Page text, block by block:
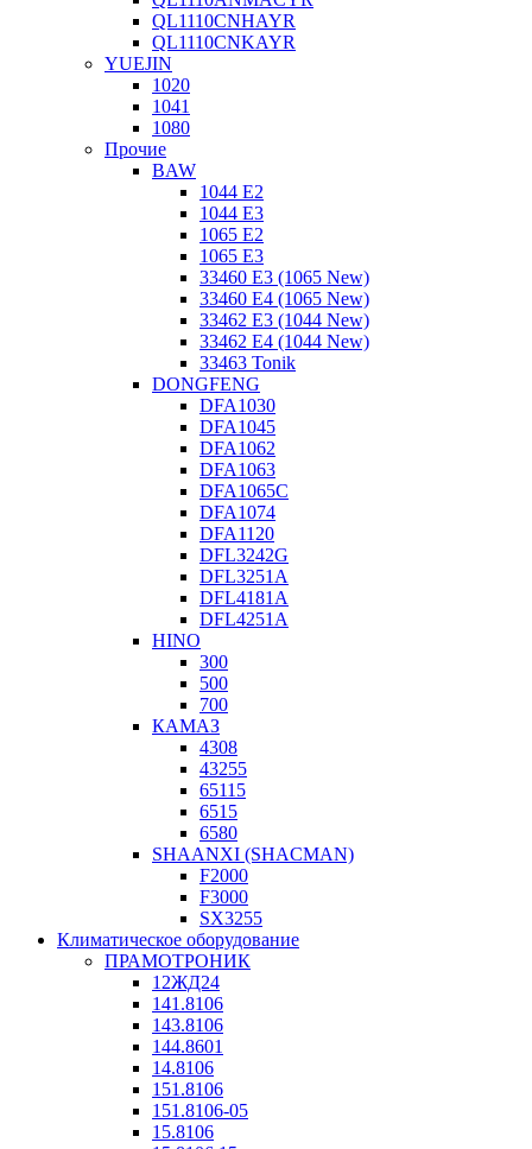
QL1110CNHAYR
QL1110CNKAYR
YUEJIN
1020
1041
1080
Прочие
BAW
1044 E2
1044 E3
1065 E2
1065 E3
33460 E3 (1065 New)
33460 E4 (1065 New)
33462 E3 (1044 New)
33462 E4 (1044 New)
33463 Tonik
DONGFENG
DFA1030
DFA1045
DFA1062
DFA1063
DFA1065C
DFA1074
DFA1120
DFL3242G
DFL3251A
DFL4181A
DFL4251A
HINO
300
500
700
КАМАЗ
4308
43255
65115
6515
6580
SHAANXI (SHACMAN)
F2000
F3000
SX3255
Климатическое оборудование
ПРАМОТРОНИК
12ЖД24
141.8106
143.8106
144.8601
14.8106
151.8106
151.8106-05
15.8106